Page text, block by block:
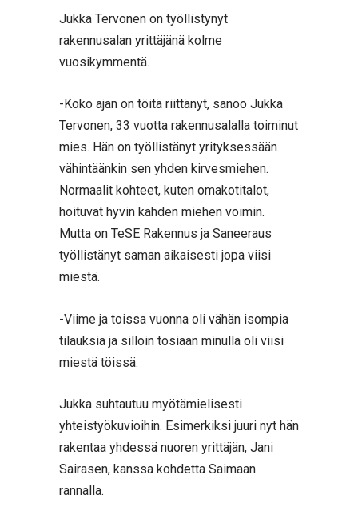
Jukka Tervonen on työllistynyt
rakennusalan yrittäjänä kolme
vuosikymmentä.
-Koko ajan on töitä riittänyt, sanoo Jukka
Tervonen, 33 vuotta rakennusalalla toiminut
mies. Hän on työllistänyt yrityksessään
vähintäänkin sen yhden kirvesmiehen.
Normaalit kohteet, kuten omakotitalot,
hoituvat hyvin kahden miehen voimin.
Mutta on TeSE Rakennus ja Saneeraus
työllistänyt saman aikaisesti jopa viisi
miestä.
-Viime ja toissa vuonna oli vähän isompia
tilauksia ja silloin tosiaan minulla oli viisi
miestä töissä.
Jukka suhtautuu myötämielisesti
yhteistyökuvioihin. Esimerkiksi juuri nyt hän
rakentaa yhdessä nuoren yrittäjän, Jani
Sairasen, kanssa kohdetta Saimaan
rannalla.